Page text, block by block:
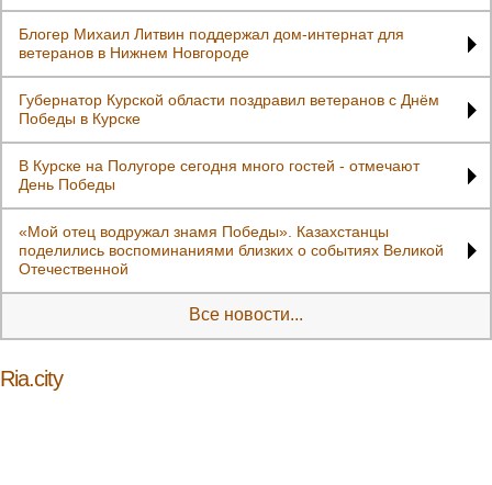
Блогер Михаил Литвин поддержал дом-интернат для
ветеранов в Нижнем Новгороде
Губернатор Курской области поздравил ветеранов с Днём
Победы в Курске
В Курске на Полугоре сегодня много гостей - отмечают
День Победы
«Мой отец водружал знамя Победы». Казахстанцы
поделились воспоминаниями близких о событиях Великой
Отечественной
Все новости...
Ria.city